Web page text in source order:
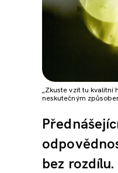
„Zkuste vzít tu
neskutečným
bez